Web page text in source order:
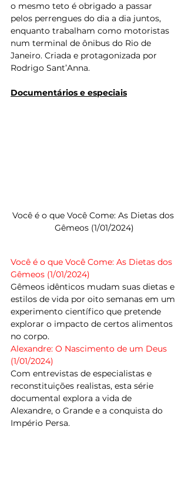
o mesmo teto é obrigado a passar
pelos perrengues do dia a dia juntos,
enquanto trabalham como motoristas
num terminal de ônibus do Rio de
Janeiro. Criada e protagonizada por
Rodrigo Sant’Anna.
Documentários e especiais
Você é o que Você Come: As Dietas dos
Gêmeos (1/01/2024)
Você é o que Você Come: As Dietas dos
Gêmeos (1/01/2024)
Gêmeos idênticos mudam suas dietas e
estilos de vida por oito semanas em um
experimento científico que pretende
explorar o impacto de certos alimentos
no corpo.
Alexandre: O Nascimento de um Deus
(1/01/2024)
Com entrevistas de especialistas e
reconstituições realistas, esta série
documental explora a vida de
Alexandre, o Grande e a conquista do
Império Persa.